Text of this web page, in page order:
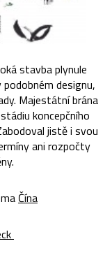
stavba plynule
designu,
Majestátní brána
koncepčního
jistě i svou
ani rozpočty
Čína